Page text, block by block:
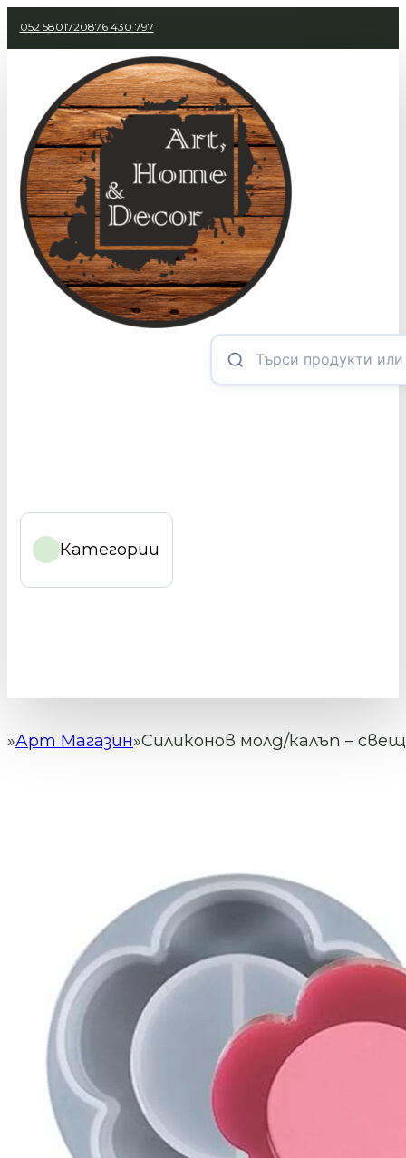
052 5801720876 430 797
Категории
Начало
Арт Магазин Силиконов молд/калъп –